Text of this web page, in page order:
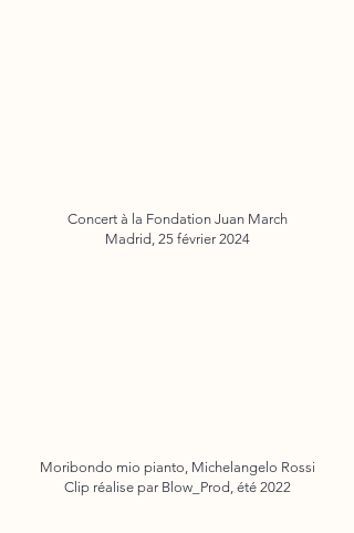
Concert à la Fondation Juan March
Madrid, 25 février 2024
Moribondo mio pianto, Michelangelo Rossi
Clip réalise par Blow_Prod, été 2022